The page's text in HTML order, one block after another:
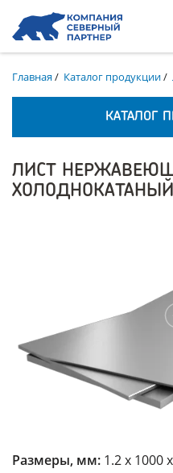
Главная/ Каталог продукции/
КАТАЛОГ
ЛИСТ
ХОЛОДНОКАТАНЫЙ
Размеры, мм: 1.2 х 1000